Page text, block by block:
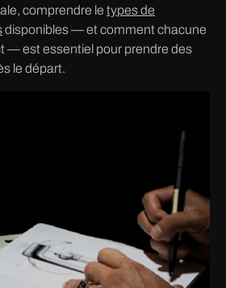
comprendre le types de
disponibles — et comment chacune
— est essentiel pour prendre des
le départ.